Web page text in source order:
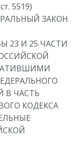
5519)
ЗАКОН
23 И 25 ЧАСТИ
В ЧАСТЬ
КОДЕКСА